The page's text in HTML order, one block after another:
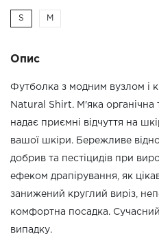
S M
Опис
Футболка з модним вузлом і
Natural Shirt. М'яка органічна
надає приємні відчуття на
вашої шкіри. Бережливе
добрив та пестіцидів при
ефеком драпірування, як
занижений круглий виріз,
комфортна посадка.
випадку.